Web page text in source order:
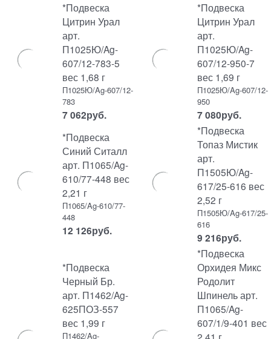
*Подвеска
Цитрин Урал
арт.
П1025Ю/Ag-
607/12-783-5
вес 1,68 г
П1025Ю/Ag-607/12-
783
7 062руб.
*Подвеска
Цитрин Урал
арт.
П1025Ю/Ag-
607/12-950-7
вес 1,69 г
П1025Ю/Ag-607/12-
950
7 080руб.
*Подвеска
Синий Ситалл
арт. П1065/Ag-
610/77-448 вес
2,21 г
П1065/Ag-610/77-
448
12 126руб.
*Подвеска
Топаз Мистик
арт.
П1505Ю/Ag-
617/25-616 вес
2,52 г
П1505Ю/Ag-617/25-
616
9 216руб.
*Подвеска
Черный Бр.
арт. П1462/Ag-
625ПОЗ-557
вес 1,99 г
П1462/Ag-
*Подвеска
Орхидея Микс
Родолит
Шпинель арт.
П1065/Ag-
607/1/9-401 вес